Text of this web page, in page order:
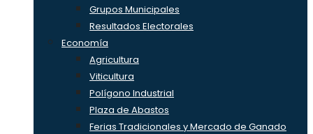
Grupos Municipales
Resultados Electorales
Economía
Agricultura
Viticultura
Polígono Industrial
Plaza de Abastos
Ferias Tradicionales y Mercado de Ganado